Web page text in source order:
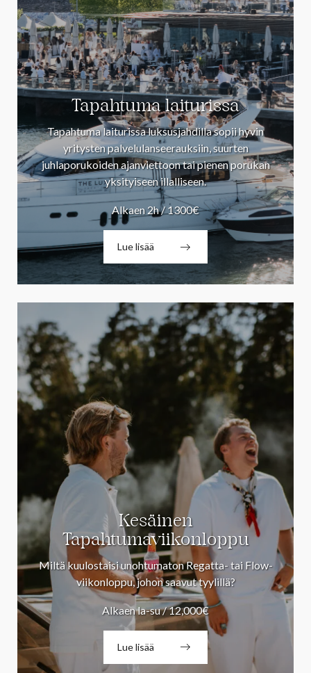
Tapahtuma laiturissa
Tapahtuma laiturissa luksusjahdilla sopii hyvin
yritysten palvelulanseerauksiin, suurten
juhlaporukoiden ajanviettoon tai pienen porukan
yksityiseen illalliseen.
Alkaen 2h / 1300€
Lue lisää
Kesäinen
Tapahtumaviikonloppu
Miltä kuulostaisi unohtumaton Regatta- tai Flow-
viikonloppu, johon saavut tyylillä?
Alkaen la-su / 12,000€
Lue lisää